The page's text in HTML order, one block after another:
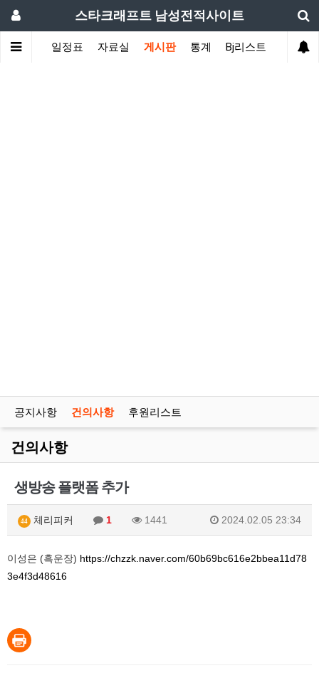
스타크래프트 남성전적사이트
ASL 일정표 자료실 게시판 통계 Bj리스트 후원자
공지사항 건의사항 후원리스트
건의사항
생방송 플랫폼 추가
44 체리피커 1 1441 2024.02.05 23:34
이성은 (흑운장) https://chzzk.naver.com/60b69bc616e2bbea11d78
3e4f3d48616